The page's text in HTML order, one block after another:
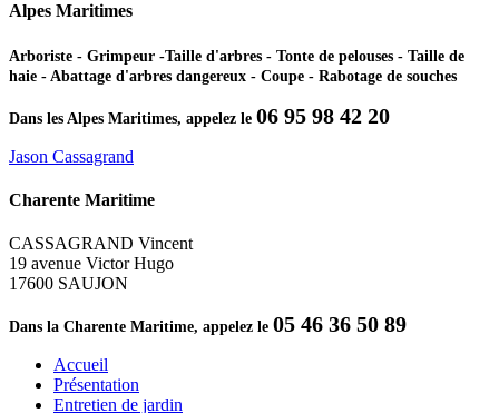
Alpes Maritimes
Arboriste - Grimpeur -Taille d'arbres - Tonte de pelouses - Taille de
haie - Abattage d'arbres dangereux - Coupe - Rabotage de souches
Dans les Alpes Maritimes, appelez le 06 95 98 42 20
Jason Cassagrand
Charente Maritime
CASSAGRAND Vincent
19 avenue Victor Hugo
17600 SAUJON
Dans la Charente Maritime, appelez le 05 46 36 50 89
Accueil
Présentation
Entretien de jardin